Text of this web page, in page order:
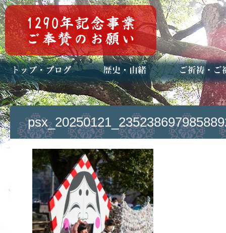
トップページ
ブログ(日々八百万)
お知らせ一覧 歴史・ご祭神
年中行事
メディア掲載 ご祈祷・ご祈
安産祈願
初宮参り
七五三詣
長寿のお祝い
神前結婚式
厄祓い・方位
車のお祓い
地鎮祭
神葬祭（神式